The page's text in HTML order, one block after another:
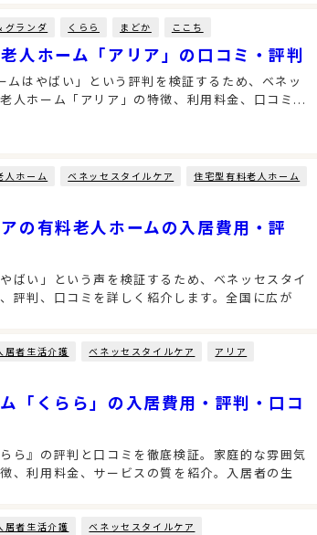
グランダ くらら まどか ここち
人ホーム「アリア」の口コミ・評判
ムはやばい」という評判を検証するため、ベネッ
人ホーム「アリア」の特徴、利用料金、口コミ...
人ホーム ベネッセスタイルケア
住宅型有料老人ホーム
の有料老人ホームの入居費用・評
ばい」という声を検証するため、ベネッセスタイ
評判、口コミを詳しく紹介します。全国に広が
居者生活介護 ベネッセスタイルケア
アリア
「くらら」の入居費用・評判・口コ
ら』の評判と口コミを徹底検証。家庭的な雰囲気
、利用料金、サービスの質を紹介。入居者の生
居者生活介護
ベネッセスタイルケア